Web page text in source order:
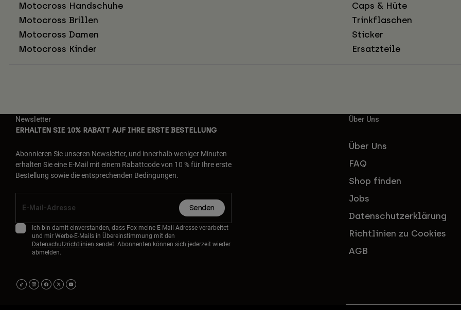
Motocross Handschuhe
Motocross Brillen
Motocross Damen
Motocross Kinder
Caps & Hüte
Trinkflaschen
Sticker
Ersatzteile
Newsletter
ERHALTEN SIE 10% RABATT AUF IHRE ERSTE BESTELLUNG
Abonnieren Sie unseren Newsletter, und innerhalb weniger Minuten
erhalten Sie eine E-Mail mit einem Rabattcode von 10 % für Ihre erste
Bestellung sowie die entsprechenden Bedingungen.
Senden
Ich bin damit einverstanden, dass Fox meine E-Mail-Adresse verarbeitet
und mir Werbe-E-Mails in Übereinstimmung mit den
Datenschutzrichtlinien sendet. Abonnenten können sich jederzeit wieder
abmelden.
Über Uns
Über Uns
FAQ
Shop finden
Jobs
Datenschutzerklärung
Richtlinien zu Cookies
AGB